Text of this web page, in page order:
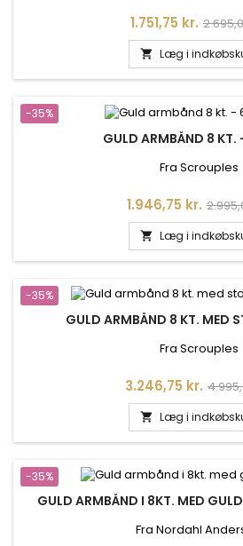
Pris
1.751,75 kr.
 Læg i
-35%
GULD ARMBÅND 8
Fra Scrouples
Pris
1.946,75 kr.
 Læg i
-35%
GULD ARMBÅND 8 KT. MED
Fra Scrouples
Pris
3.246,75 kr.
 Læg i
-35%
GULD ARMBÅND I 8KT. MED
Fra Nordahl